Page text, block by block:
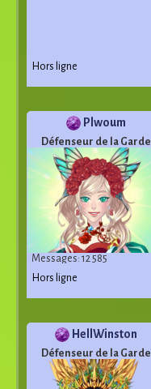
Hors ligne
Plwoum
Défenseur de la Garde
Messages: 12 585
Hors ligne
HellWinston
Défenseur de la Garde